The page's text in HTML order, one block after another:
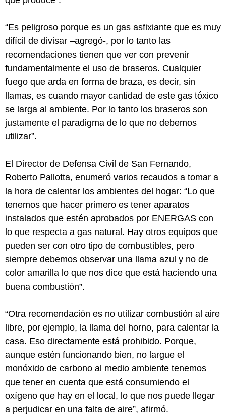
“Es peligroso porque es un gas asfixiante que es muy
difícil de divisar –agregó-, por lo tanto las
recomendaciones tienen que ver con prevenir
fundamentalmente el uso de braseros. Cualquier
fuego que arda en forma de braza, es decir, sin
llamas, es cuando mayor cantidad de este gas tóxico
se larga al ambiente. Por lo tanto los braseros son
justamente el paradigma de lo que no debemos
utilizar”.
El Director de Defensa Civil de San Fernando,
Roberto Pallotta, enumeró varios recaudos a tomar a
la hora de calentar los ambientes del hogar: “Lo que
tenemos que hacer primero es tener aparatos
instalados que estén aprobados por ENERGAS con
lo que respecta a gas natural. Hay otros equipos que
pueden ser con otro tipo de combustibles, pero
siempre debemos observar una llama azul y no de
color amarilla lo que nos dice que está haciendo una
buena combustión”.
“Otra recomendación es no utilizar combustión al aire
libre, por ejemplo, la llama del horno, para calentar la
casa. Eso directamente está prohibido. Porque,
aunque estén funcionando bien, no largue el
monóxido de carbono al medio ambiente tenemos
que tener en cuenta que está consumiendo el
oxígeno que hay en el local, lo que nos puede llegar
a perjudicar en una falta de aire”, afirmó.